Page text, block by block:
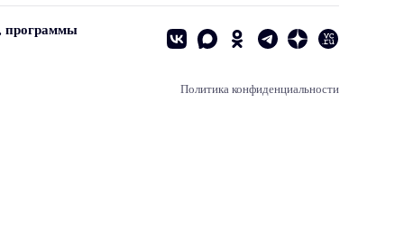
программы
Политика конфиденциальности